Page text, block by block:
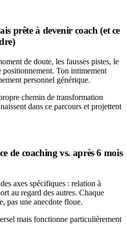
prête à devenir coach (et ce
de doute, les fausses pistes, le
positionnement. Ton intimement
personnel générique.
chemin de transformation
dans ce parcours et projettent
de coaching vs. après 6 mois
axes spécifiques : relation à
au regard des autres. Chaque
pas une anecdote floue.
mais fonctionne particulièrement